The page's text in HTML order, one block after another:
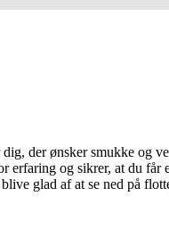
der ønsker smukke og
erfaring og sikrer, at du
glad af at se ned på